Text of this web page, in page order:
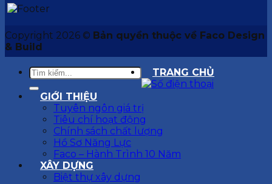
Copyright 2026 © Bản quyền thuộc về Faco Design
& Build
TRANG CHỦ
GIỚI THIỆU
Tuyên ngôn giá trị
Tiêu chí hoạt động
Chính sách chất lượng
Hồ Sơ Năng Lực
Faco – Hành Trình 10 Năm
XÂY DỰNG
Biệt thự xây dựng